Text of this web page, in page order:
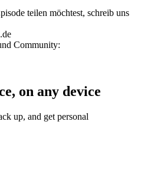
teilen möchtest, schreib uns
Community:
on any device
up, and get personal